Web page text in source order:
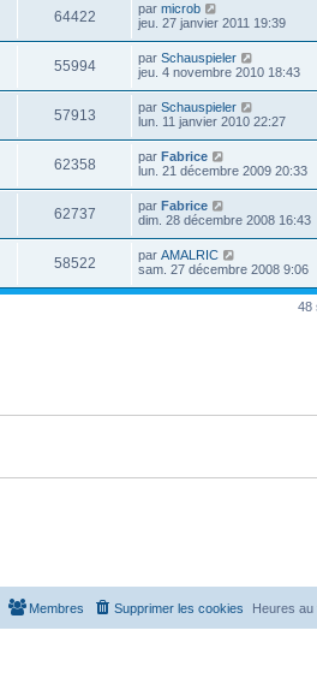
64422 par microb
jeu. 27 janvier 2011 19:39
55994 par Schauspieler
jeu. 4 novembre 2010 18:43
57913 par Schauspieler
lun. 11 janvier 2010 22:27
62358 par Fabrice
lun. 21 décembre 2009 20:33
62737 par Fabrice
dim. 28 décembre 2008 16:43
58522 par AMALRIC
sam. 27 décembre 2008 9:06
48
Heures au
Supprimer les cookies
Membres